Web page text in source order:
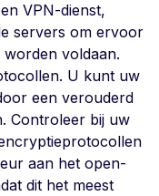
VPN-dienst,
servers om ervoor
voldaan.
U kunt uw
een verouderd
Controleer bij uw
aan het open-
dit het meest